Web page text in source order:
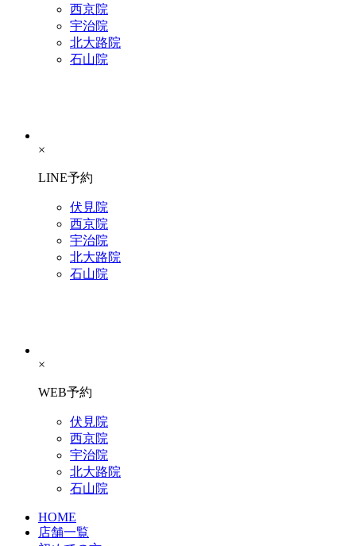
西京院
宇治院
北大路院
石山院
×
LINE予約
伏見院
西京院
宇治院
北大路院
石山院
×
WEB予約
伏見院
西京院
宇治院
北大路院
石山院
HOME
店舗一覧